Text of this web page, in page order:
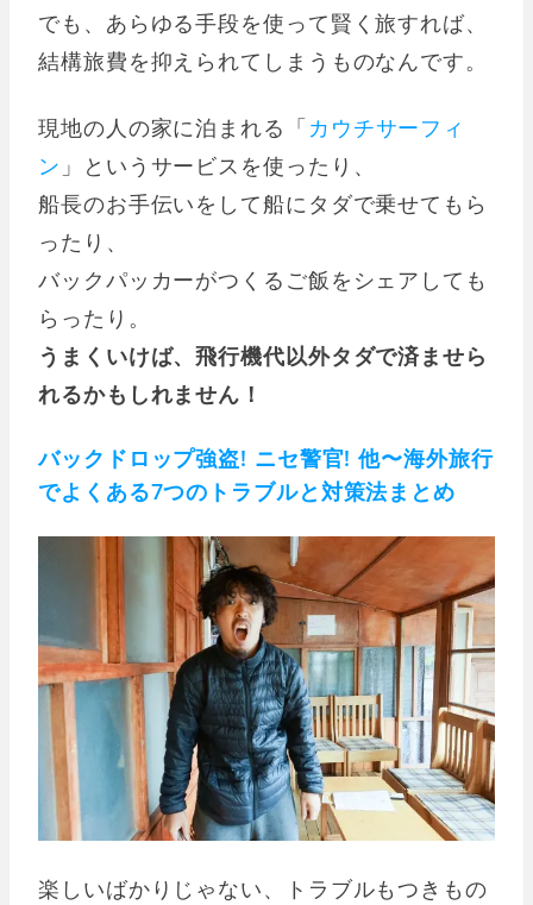
でも、あらゆる手段を使って賢く旅すれば、
結構旅費を抑えられてしまうものなんです。
現地の人の家に泊まれる「カウチサーフィ
ン 」というサービスを使ったり、
船長のお手伝いをして船にタダで乗せてもら
ったり、
バックパッカーがつくるご飯をシェアしても
らったり。
うまくいけば、飛行機代以外タダで済ませら
れるかもしれません！
バックドロップ強盗! ニセ警官! 他〜海外旅行
でよくある7つのトラブルと対策法まとめ
楽しいばかりじゃない、トラブルもつきもの